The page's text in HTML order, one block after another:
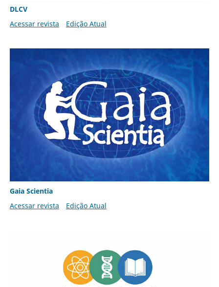
DLCV
Acessar revista
Edição Atual
Gaia Scientia
Acessar revista
Edição Atual